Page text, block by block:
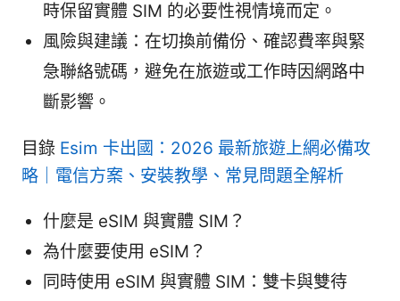
時保留實體 SIM 的必要性視情境而定。
風險與建議：在切換前備份、確認費率與緊
急聯絡號碼，避免在旅遊或工作時因網路中
斷影響。
目錄 Esim 卡出國：2026 最新旅遊上網必備攻
略｜電信方案、安裝教學、常見問題全解析
什麼是 eSIM 與實體 SIM？
為什麼要使用 eSIM？
同時使用 eSIM 與實體 SIM：雙卡與雙待